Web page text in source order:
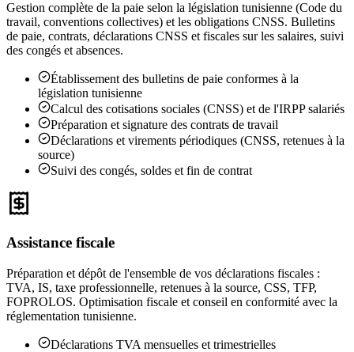
Gestion complète de la paie selon la législation tunisienne (Code du
travail, conventions collectives) et les obligations CNSS. Bulletins
de paie, contrats, déclarations CNSS et fiscales sur les salaires, suivi
des congés et absences.
Établissement des bulletins de paie conformes à la
législation tunisienne
Calcul des cotisations sociales (CNSS) et de l'IRPP salariés
Préparation et signature des contrats de travail
Déclarations et virements périodiques (CNSS, retenues à la
source)
Suivi des congés, soldes et fin de contrat
Assistance fiscale
Préparation et dépôt de l'ensemble de vos déclarations fiscales :
TVA, IS, taxe professionnelle, retenues à la source, CSS, TFP,
FOPROLOS. Optimisation fiscale et conseil en conformité avec la
réglementation tunisienne.
Déclarations TVA mensuelles et trimestrielles